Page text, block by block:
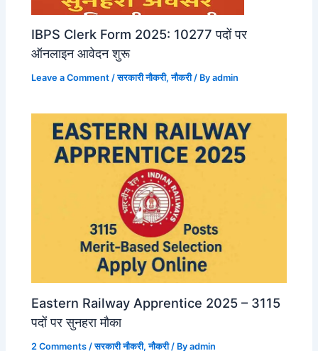
IBPS Clerk Form 2025: 10277 पदों पर
ऑनलाइन आवेदन शुरू
Leave a Comment /सरकारी नौकरी,नौकरी/ Byadmin
Eastern Railway Apprentice 2025 – 3115
पदों पर सुनहरा मौका
2 Comments /सरकारी नौकरी,नौकरी/ Byadmin